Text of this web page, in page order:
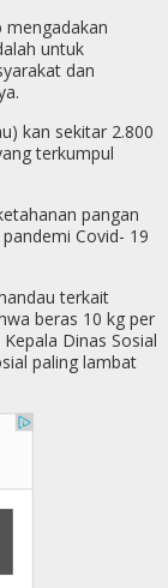
mengadakan
untuk
dan
kan sekitar 2.800
terkumpul
pangan
Covid- 19
terkait
beras 10 kg per
Dinas Sosial
paling lambat